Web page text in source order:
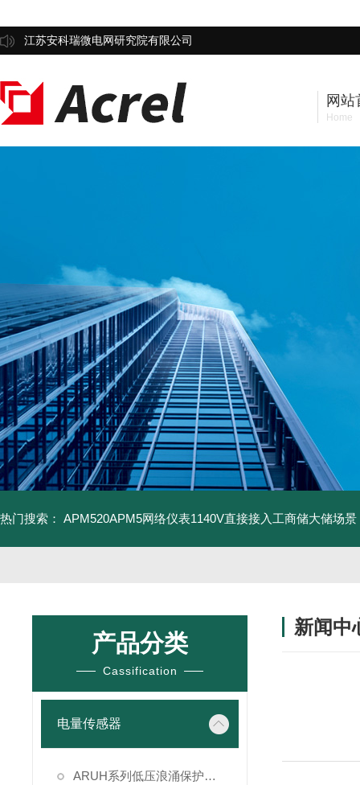
江苏安科瑞微电网研究院有限公司
网站
Home
热门搜索： APM520APM5网络仪表1140V直接接入工商储大储场景
产品分类
Cassification
电量传感器
ARUH系列低压浪涌保护装置
新闻中